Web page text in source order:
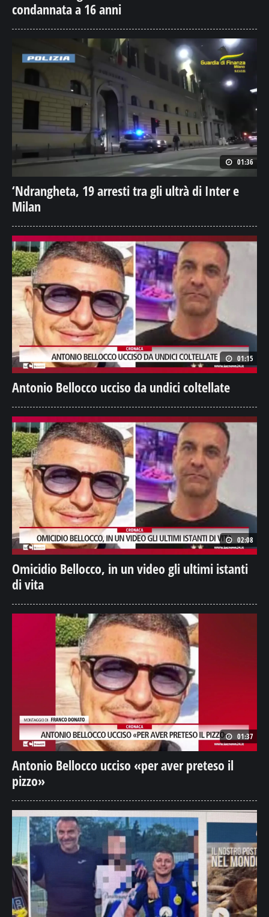
condannata a 16 anni
01:36
‘Ndrangheta, 19 arresti tra gli ultrà di Inter e
Milan
01:15
Antonio Bellocco ucciso da undici coltellate
02:08
Omicidio Bellocco, in un video gli ultimi istanti
di vita
01:37
Antonio Bellocco ucciso «per aver preteso il
pizzo»